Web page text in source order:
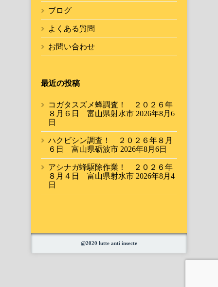
ブログ
よくある質問
お問い合わせ
最近の投稿
コガタスズメ蜂調査！ ２０２６年
８月６日 富山県射水市 2026年8月6
日
ハクビシン調査！ ２０２６年８月
６日 富山県砺波市 2026年8月6日
アシナガ蜂駆除作業！ ２０２６年
８月４日 富山県射水市 2026年8月4
日
@2020 lutte anti insecte